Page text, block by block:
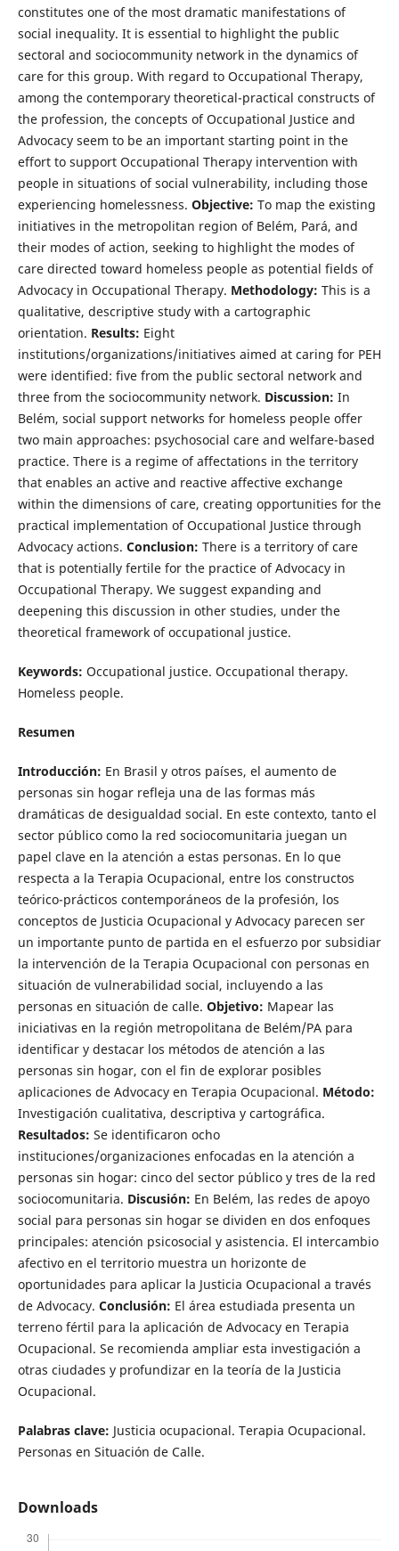
constitutes one of the most dramatic manifestations of
social inequality. It is essential to highlight the public
sectoral and sociocommunity network in the dynamics of
care for this group. With regard to Occupational Therapy,
among the contemporary theoretical-practical constructs of
the profession, the concepts of Occupational Justice and
Advocacy seem to be an important starting point in the
effort to support Occupational Therapy intervention with
people in situations of social vulnerability, including those
experiencing homelessness. Objective: To map the existing
initiatives in the metropolitan region of Belém, Pará, and
their modes of action, seeking to highlight the modes of
care directed toward homeless people as potential fields of
Advocacy in Occupational Therapy. Methodology: This is a
qualitative, descriptive study with a cartographic
orientation. Results: Eight
institutions/organizations/initiatives aimed at caring for PEH
were identified: five from the public sectoral network and
three from the sociocommunity network. Discussion: In
Belém, social support networks for homeless people offer
two main approaches: psychosocial care and welfare-based
practice. There is a regime of affectations in the territory
that enables an active and reactive affective exchange
within the dimensions of care, creating opportunities for the
practical implementation of Occupational Justice through
Advocacy actions. Conclusion: There is a territory of care
that is potentially fertile for the practice of Advocacy in
Occupational Therapy. We suggest expanding and
deepening this discussion in other studies, under the
theoretical framework of occupational justice.
Keywords: Occupational justice. Occupational therapy.
Homeless people.
Resumen
Introducción: En Brasil y otros países, el aumento de
personas sin hogar refleja una de las formas más
dramáticas de desigualdad social. En este contexto, tanto el
sector público como la red sociocomunitaria juegan un
papel clave en la atención a estas personas. En lo que
respecta a la Terapia Ocupacional, entre los constructos
teórico-prácticos contemporáneos de la profesión, los
conceptos de Justicia Ocupacional y Advocacy parecen ser
un importante punto de partida en el esfuerzo por subsidiar
la intervención de la Terapia Ocupacional con personas en
situación de vulnerabilidad social, incluyendo a las
personas en situación de calle. Objetivo: Mapear las
iniciativas en la región metropolitana de Belém/PA para
identificar y destacar los métodos de atención a las
personas sin hogar, con el fin de explorar posibles
aplicaciones de Advocacy en Terapia Ocupacional. Método:
Investigación cualitativa, descriptiva y cartográfica.
Resultados: Se identificaron ocho
instituciones/organizaciones enfocadas en la atención a
personas sin hogar: cinco del sector público y tres de la red
sociocomunitaria. Discusión: En Belém, las redes de apoyo
social para personas sin hogar se dividen en dos enfoques
principales: atención psicosocial y asistencia. El intercambio
afectivo en el territorio muestra un horizonte de
oportunidades para aplicar la Justicia Ocupacional a través
de Advocacy. Conclusión: El área estudiada presenta un
terreno fértil para la aplicación de Advocacy en Terapia
Ocupacional. Se recomienda ampliar esta investigación a
otras ciudades y profundizar en la teoría de la Justicia
Ocupacional.
Palabras clave: Justicia ocupacional. Terapia Ocupacional.
Personas en Situación de Calle.
Downloads